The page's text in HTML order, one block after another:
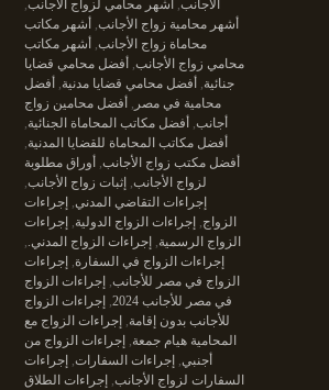
الأجانب, أشهر محامي لزواج الأجانب,
أشهر محامية زواج الأجانب, أشهر مكاتب
محاماة زواج الأجانب, أشهر مكاتب
محامي زواج الأجانب, أفضل محامي قضايا
جنائية أفضل محامي قضايا مدنية أفضل
محامية في مصر
أفضل محامين زواج
أجانب, أفضل مكاتب المحاماة الجنائية
أفضل مكاتب المحاماة للقضايا المدنية
أفضل مكتب زواج الأجانب, أوراق مطلوبة
لزواج الأجانب, إثبات زواج الأجانب,
إجراءات التقاضي المدني إجراءات
الزواج إجراءات الزواج الدولية إجراءات
الزواج الرسمية إجراءات الزواج المدني.
إجراءات الزواج في السفارة إجراءات
الزواج في مصر للأجانب, إجراءات الزواج
في مصر للأجانب 2024
, إجراءات الزواج
للأجانب بدون إقامة إجراءات الزواج مع
المحامية هيام جمعة إجراءات الزواج من
أجنبي إجراءات السفارات, إجراءات
السفارات لزواج الأجانب, إجراءات الطلاق